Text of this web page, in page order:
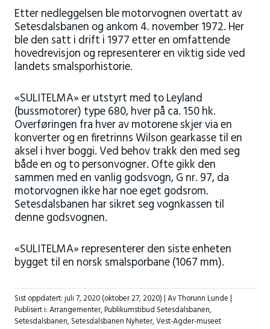
Etter nedleggelsen ble motorvognen overtatt av
Setesdalsbanen og ankom 4. november 1972. Her
ble den satt i drift i 1977 etter en omfattende
hovedrevisjon og representerer en viktig side ved
landets smalsporhistorie.
«SULITELMA» er utstyrt med to Leyland
(bussmotorer) type 680, hver på ca. 150 hk.
Overføringen fra hver av motorene skjer via en
konverter og en firetrinns Wilson gearkasse til en
aksel i hver boggi. Ved behov trakk den med seg
både en og to personvogner. Ofte gikk den
sammen med en vanlig godsvogn, G nr. 97, da
motorvognen ikke har noe eget godsrom.
Setesdalsbanen har sikret seg vognkassen til
denne godsvognen.
«SULITELMA» representerer den siste enheten
bygget til en norsk smalsporbane (1067 mm).
Sist oppdatert:juli 7, 2020(oktober 27, 2020)| Av Thorunn Lunde |
Publisert i:Arrangementer,Publikumstibud Setesdalsbanen,
Setesdalsbanen,Setesdalsbanen Nyheter,Vest-Agder-museet